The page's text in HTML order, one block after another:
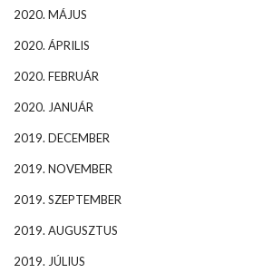
2020. MÁJUS
2020. ÁPRILIS
2020. FEBRUÁR
2020. JANUÁR
2019. DECEMBER
2019. NOVEMBER
2019. SZEPTEMBER
2019. AUGUSZTUS
2019. JÚLIUS